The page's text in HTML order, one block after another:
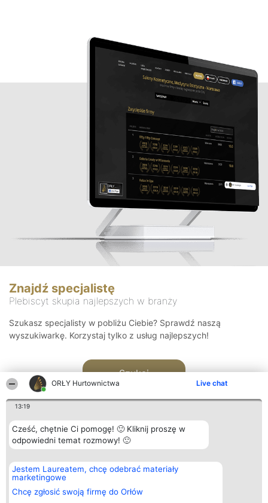
ORŁY Hurtownictwa Live chat
13:19
Cześć, chętnie Ci pomogę! 🙂 Kliknij proszę w
odpowiedni temat rozmowy! 🙂
Jestem Laureatem, chcę odebrać materiały
marketingowe
Chcę zgłosić swoją firmę do Orłów
Znajdź specjalistę
Plebiscyt skupia najlepszych w branży
Szukasz specjalisty w pobliżu Ciebie? Sprawdź naszą
wyszukiwarkę. Korzystaj tylko z usług najlepszych!
Szukaj
Organizator plebiscytu
Bright Side Solutions sp. z o.
o. sp. k.
ul. Ruska 22
Wrocław 50-079
Plebiscyt
Laureaci
wszystkich
Laureatów
Kontakt
Kontakt